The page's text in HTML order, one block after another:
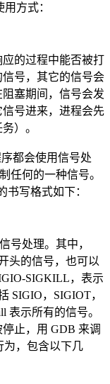
方式：
的过程中能否被打
号，其它的信号会
塞期间，信号会发
号进来，进程会先
）。
都会使用信号处
任何的一种信号。
书写格式如下：
号处理。其中，
头的信号，也可以
SIGKILL，表示
SIGIO，SIGIOT，
表示所有的信号。
止，用 GDB 来调
为，包含以下几